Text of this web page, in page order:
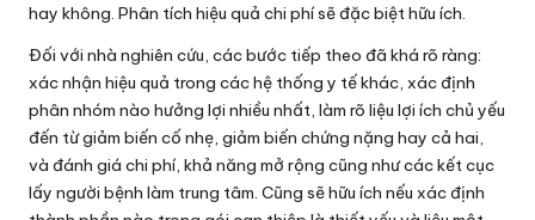
hay không. Phân tích hiệu quả chi phí sẽ đặc biệt hữu ích.
Đối với nhà nghiên cứu, các bước tiếp theo đã khá rõ ràng:
xác nhận hiệu quả trong các hệ thống y tế khác, xác định
phân nhóm nào hưởng lợi nhiều nhất, làm rõ liệu lợi ích chủ yếu
đến từ giảm biến cố nhẹ, giảm biến chứng nặng hay cả hai,
và đánh giá chi phí, khả năng mở rộng cũng như các kết cục
lấy người bệnh làm trung tâm. Cũng sẽ hữu ích nếu xác định